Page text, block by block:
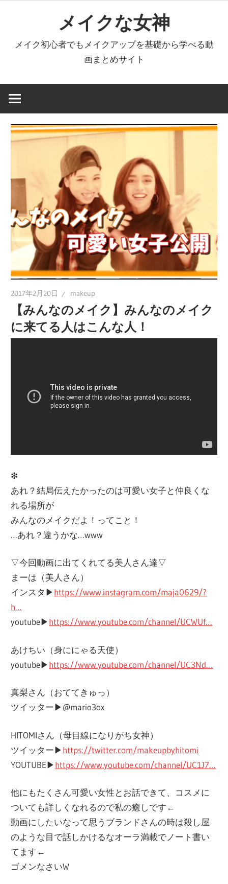
へ
キ
メイクな女神
メイク初心者でもメイクアップを基礎から学べる動
画まとめサイト
2017年2月20日 makeup
【みんなのメイク】みんなのメイク
に来てる人はこんな人！
❇︎
あれ？結局伝えたかったのは可愛い女子と仲良くな
れる場所が
みんなのメイクだよ！ってこと！
…あれ？違うかな…www
▽今回動画に出てくれてる美人さん達▽
まーは（美人さん）
インスタ▶︎https://www.instagram.com/maja0629/?
h…
youtube▶︎https://www.youtube.com/channel/UCWUf…
あけちい（身ににゃる天使）
youtube▶︎https://www.youtube.com/channel/UC3Nd…
真梨さん（おててきゅっ）
ツイッター▶︎@mario3ox
HITOMIさん（母目線になりがち女神）
ツイッター▶︎https://twitter.com/makeupbyhitomi
YOUTUBE▶︎https://www.youtube.com/channel/UC1J7…
他にもたくさん可愛い女性とお話できて、コスメに
ついても詳しくなれるので私の癒しです←
動画にしたいなって思うブランドさんの時は殺し屋
のような目で話しかけるなオーラ満載でノート書い
てます←
ゴメンなさいW